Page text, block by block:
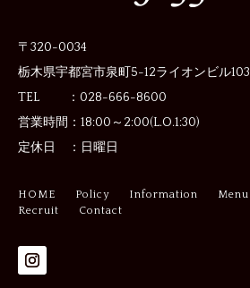
〒320-0034
栃木県宇都宮市泉町5-12ライオンビル103
TEL ：028-666-8600
営業時間： 18:00～2:00(L.O.1:30)
定休日 ： 日曜日
HOME Policy Information Menu
Recruit
Contact